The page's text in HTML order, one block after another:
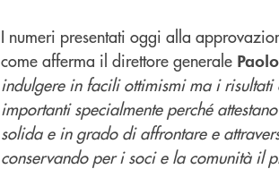
I numeri presentati oggi alla
come afferma il direttore generale
indulgere in facili ottimismi ma i
importanti specialmente perché
solida e in grado di affrontare e
conservando per i soci e la comunità il